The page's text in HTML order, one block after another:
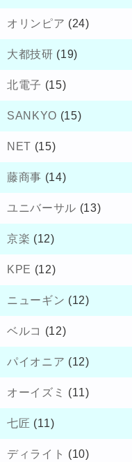
オリンピア (24)
大都技研 (19)
北電子 (15)
SANKYO (15)
NET (15)
藤商事 (14)
ユニバーサル (13)
京楽 (12)
KPE (12)
ニューギン (12)
ベルコ (12)
パイオニア (12)
オーイズミ (11)
七匠 (11)
ディライト (10)